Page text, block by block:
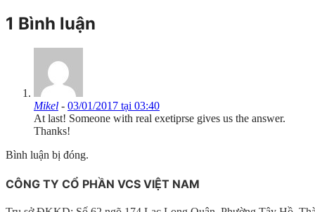
1 Bình luận
Mikel - 03/01/2017 tại 03:40
At last! Someone with real exetiprse gives us the answer.
Thanks!
Bình luận bị đóng.
CÔNG TY CỔ PHẦN VCS VIỆT NAM